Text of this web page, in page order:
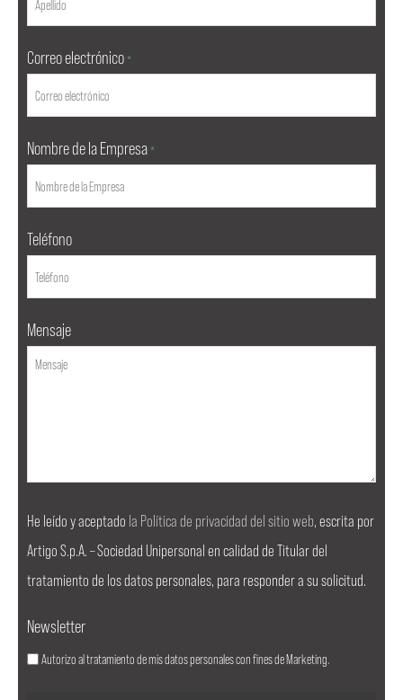
Correo electrónico *
Nombre de la Empresa *
Teléfono
Mensaje
He leído y aceptado la Política de privacidad del sitio web, escrita por
Artigo S.p.A. – Sociedad Unipersonal en calidad de Titular del
tratamiento de los datos personales, para responder a su solicitud.
Newsletter
Autorizo al tratamiento de mis datos personales con fines de Marketing.